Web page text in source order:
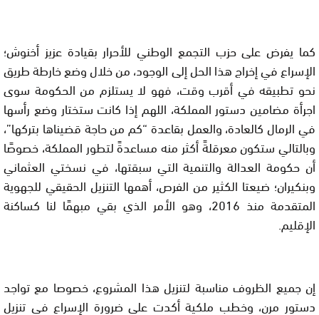
كما يفرض على حزب التجمع الوطني للأحرار بقيادة عزيز أخنوش؛
الإسراع في إخراج هذا الحل إلى الوجود، من خلال وضع خارطة طريق
نحو تطبيقه في أقرب وقت، فهو لا يستلزم من الحكومة سوى
اجرأة مضامين دستور المملكة، اللهم إذا كانت ستختار وضع رأسها
في الرمال كالعادة، والعمل بقاعدة “كم من حاجة قضيناها بتركها”،
وبالتالي ستكون معرقلةً أكثر منه مساعدةً لتطور المملكة، خصوصًا
أن حكومة العدالة والتنمية التي سبقتها، في نسختي العثماني
وبنكيران؛ ضيعتا الكثير من الفرص، أهمها التنزيل الحقيقي للجهوية
المتقدمة منذ 2016، وهو الأمر الذي بقي مبهمًا لنا كساكنة
الإقليم.
إن جميع الظروف مناسبة لتنزيل هذا المشروع، خصوصا مع تواجد
دستور مرن، وخطب ملكية أكدت على ضرورة الإسراع في تنزيل